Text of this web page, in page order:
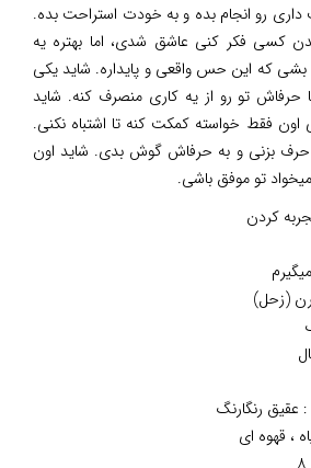
رو انجام بده و به خودت استراحت بده.
کسی فکر کنی عاشق شدی، اما بهتره یه
که این حس واقعی و پایداره. شاید یکی
حرفاش تو رو از یه کاری منصرف کنه. شاید
فقط خواسته کمکت کنه تا اشتباه نکنی.
بزنی و به حرفاش گوش بدی. شاید اون
تو موفق باشی.
کردن
(زحل)
رنگارنگ
، قهوه ای